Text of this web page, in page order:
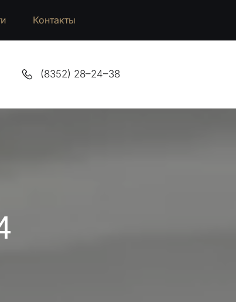
Контакты
(8352) 28–24–38